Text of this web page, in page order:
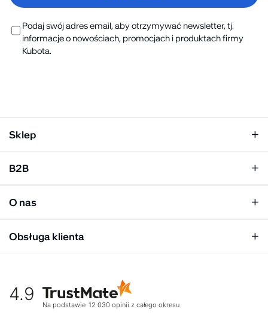
Podaj swój adres email, aby otrzymywać newsletter, tj.
informacje o nowościach, promocjach i produktach firmy
Kubota.
Sklep
Klapki męskie
Mężczyzna
B2B
Panel hurtowy
O nas
Biuro prasowe
Kultura organizacyjna
Rekrutujemy
Obsługa klienta
Warunki dostawy
Zwroty
4.9
Na podstawie 12 030 opinii z całego okresu